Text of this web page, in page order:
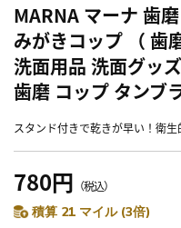
MARNA マーナ 歯
みがきコップ （ 歯
洗面用品 洗面グッ
歯磨 コップ タンブ
スタンド付きで乾きが早い！衛
780円 （税込）
積算 21 マイル (3倍)